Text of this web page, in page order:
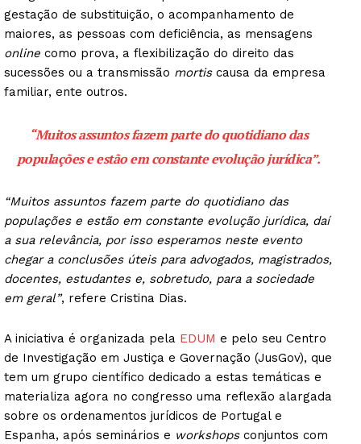
gestação de substituição, o acompanhamento de
maiores, as pessoas com deficiência, as mensagens
online como prova, a flexibilização do direito das
sucessões ou a transmissão mortiscausa da empresa
familiar, ente outros.
“Muitos assuntos fazem parte do quotidiano das
populações e estão em constante evolução jurídica”.
“Muitos assuntos fazem parte do quotidiano das
populações e estão em constante evolução jurídica, daí
a sua relevância, por isso esperamos neste evento
chegar a conclusões úteis para advogados, magistrados,
docentes, estudantes e, sobretudo, para a sociedade
em geral”, refere Cristina Dias.
A iniciativa é organizada pela EDUM e pelo seu Centro
de Investigação em Justiça e Governação (JusGov), que
tem um grupo científico dedicado a estas temáticas e
materializa agora no congresso uma reflexão alargada
sobre os ordenamentos jurídicos de Portugal e
Espanha, após seminários e workshopsconjuntos com